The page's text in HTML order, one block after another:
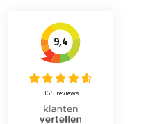
9,4
365 reviews